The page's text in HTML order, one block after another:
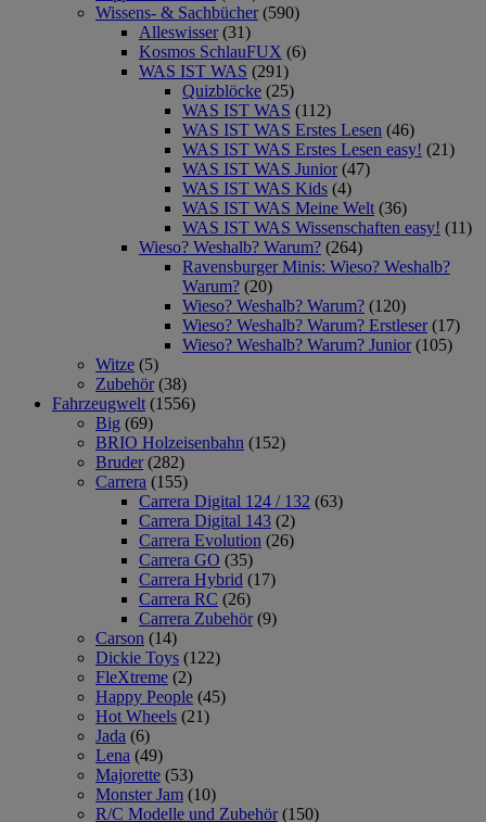
Wissens- & Sachbücher (590)
Alleswisser (31)
Kosmos SchlauFUX (6)
WAS IST WAS (291)
Quizblöcke (25)
WAS IST WAS (112)
WAS IST WAS Erstes Lesen (46)
WAS IST WAS Erstes Lesen easy! (21)
WAS IST WAS Junior (47)
WAS IST WAS Kids (4)
WAS IST WAS Meine Welt (36)
WAS IST WAS Wissenschaften easy! (11)
Wieso? Weshalb? Warum? (264)
Ravensburger Minis: Wieso? Weshalb?
Warum? (20)
Wieso? Weshalb? Warum? (120)
Wieso? Weshalb? Warum? Erstleser (17)
Wieso? Weshalb? Warum? Junior (105)
Witze (5)
Zubehör (38)
Fahrzeugwelt (1556)
Big (69)
BRIO Holzeisenbahn (152)
Bruder (282)
Carrera (155)
Carrera Digital 124 / 132 (63)
Carrera Digital 143 (2)
Carrera Evolution (26)
Carrera GO (35)
Carrera Hybrid (17)
Carrera RC (26)
Carrera Zubehör (9)
Carson (14)
Dickie Toys (122)
FleXtreme (2)
Happy People (45)
Hot Wheels (21)
Jada (6)
Lena (49)
Majorette (53)
Monster Jam (10)
R/C Modelle und Zubehör (150)